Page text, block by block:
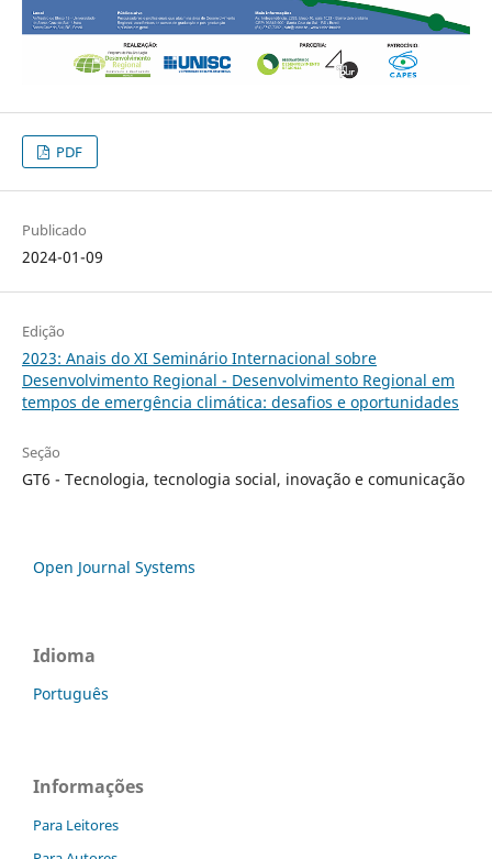
PDF
Publicado
2024-01-09
Edição
2023: Anais do XI Seminário Internacional sobre
Desenvolvimento Regional - Desenvolvimento Regional em
tempos de emergência climática: desafios e oportunidades
Seção
GT6 - Tecnologia, tecnologia social, inovação e comunicação
Open Journal Systems
Idioma
Português
Informações
Para Leitores